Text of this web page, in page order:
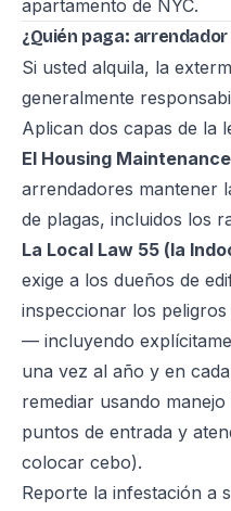
apartamento de NYC.
¿Quién paga: arrendador
Si usted alquila, la
generalmente
Aplican dos capas de la
El Housing
arrendadores mantener
de plagas, incluidos los
La Local Law 55 (la
exige a los dueños de
inspeccionar los
— incluyendo
una vez al año y en
remediar usando
puntos de entrada y
colocar cebo).
Reporte la infestación a